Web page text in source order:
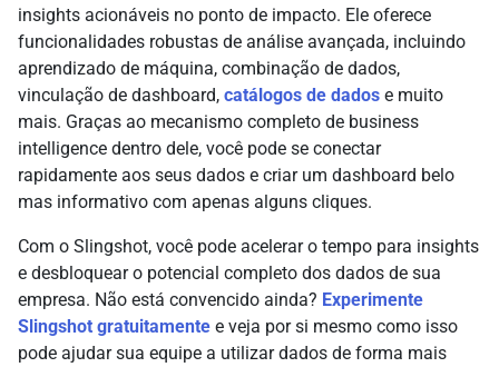
insights acionáveis no ponto de impacto. Ele oferece
funcionalidades robustas de análise avançada, incluindo
aprendizado de máquina, combinação de dados,
vinculação de dashboard, catálogos de dados e muito
mais. Graças ao mecanismo completo de business
intelligence dentro dele, você pode se conectar
rapidamente aos seus dados e criar um dashboard belo
mas informativo com apenas alguns cliques.
Com o Slingshot, você pode acelerar o tempo para insights
e desbloquear o potencial completo dos dados de sua
empresa. Não está convencido ainda? Experimente
Slingshot gratuitamente e veja por si mesmo como isso
pode ajudar sua equipe a utilizar dados de forma mais